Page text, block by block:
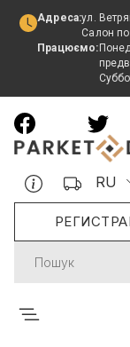
Адреса:ул.
Салон
Працюємо:
RU
Search